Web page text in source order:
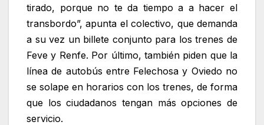
tirado, porque no te da tiempo a a hacer el
transbordo”, apunta el colectivo, que demanda
a su vez un billete conjunto para los trenes de
Feve y Renfe. Por último, también piden que la
línea de autobús entre Felechosa y Oviedo no
se solape en horarios con los trenes, de forma
que los ciudadanos tengan más opciones de
servicio.